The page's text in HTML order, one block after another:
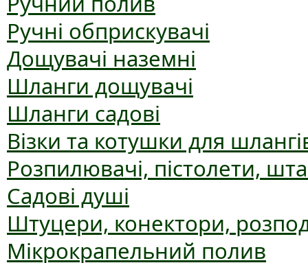
Ручні обприскувачі
Дощувачі наземні
Шланги дощувачі
Шланги садові
Візки та котушки для
Розпилювачі, пістолети,
Садові душі
Штуцери, конектори,
Мікрокрапельний полив